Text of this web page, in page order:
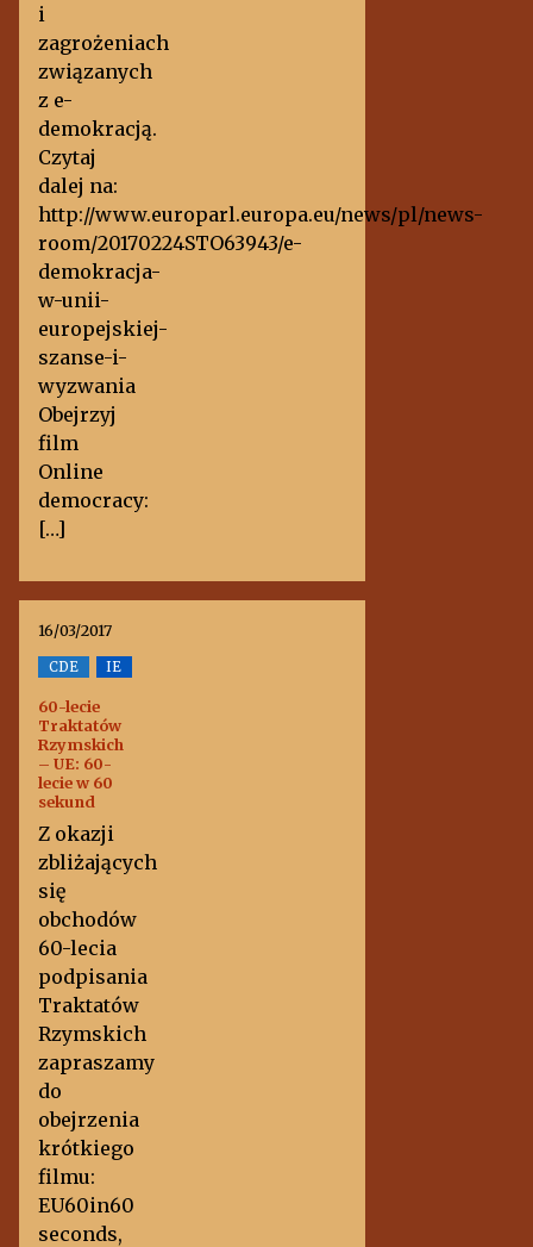
i
zagrożeniach
związanych
z e-
demokracją.
Czytaj
dalej na:
http://www.europarl.europa.eu/news/pl/news-
room/20170224STO63943/e-
demokracja-
w-unii-
europejskiej-
szanse-i-
wyzwania
Obejrzyj
film
Online
democracy:
[…]
16/03/2017
CDE IE
60-lecie
Traktatów
Rzymskich
– UE: 60-
lecie w 60
sekund
Z okazji
zbliżających
się
obchodów
60-lecia
podpisania
Traktatów
Rzymskich
zapraszamy
do
obejrzenia
krótkiego
filmu:
EU60in60
seconds,